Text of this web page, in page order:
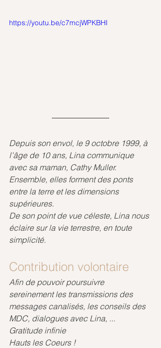
https://youtu.be/c7mcjWPKBHI
Depuis son envol, le 9 octobre 1999, à
l’âge de 10 ans, Lina communique
avec sa maman, Cathy Muller.
Ensemble, elles forment des ponts
entre la terre et les dimensions
supérieures.
De son point de vue céleste, Lina nous
éclaire sur la vie terrestre, en toute
simplicité.
Contribution volontaire
Afin de pouvoir poursuivre
sereinement les transmissions des
messages canalisés, les conseils des
MDC, dialogues avec Lina, ...
Gratitude infinie
Hauts les Coeurs !